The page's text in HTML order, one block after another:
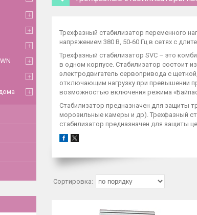
Трехфазный стабилизатор переменного
напряжением 380 В, 50-60 Гц в сетях с
Трехфазный стабилизатор SVC – это
в одном корпусе. Стабилизатор состоит
электродвигатель сервопривода с
отключающим нагрузку при превышении
возможностью включения режима
Стабилизатор предназначен для защиты
морозильные камеры и др). Трехфазный
стабилизатор предназначен для защиты